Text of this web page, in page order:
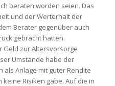
beraten worden seien. Das
und der Werterhalt der
Berater gegenüber auch
gebracht hätten.
Geld zur Altersvorsorge
Umstände habe der
als Anlage mit guter Rendite
Risiken gäbe. Auf die in